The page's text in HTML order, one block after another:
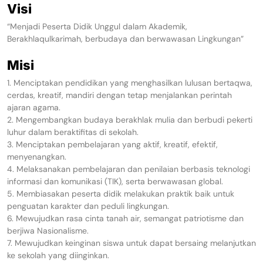
Visi
“Menjadi Peserta Didik Unggul dalam Akademik,
Berakhlaqulkarimah, berbudaya dan berwawasan Lingkungan”
Misi
1. Menciptakan pendidikan yang menghasilkan lulusan bertaqwa,
cerdas, kreatif, mandiri dengan tetap menjalankan perintah
ajaran agama.
2. Mengembangkan budaya berakhlak mulia dan berbudi pekerti
luhur dalam beraktifitas di sekolah.
3. Menciptakan pembelajaran yang aktif, kreatif, efektif,
menyenangkan.
4. Melaksanakan pembelajaran dan penilaian berbasis teknologi
informasi dan komunikasi (TIK), serta berwawasan global.
5. Membiasakan peserta didik melakukan praktik baik untuk
penguatan karakter dan peduli lingkungan.
6. Mewujudkan rasa cinta tanah air, semangat patriotisme dan
berjiwa Nasionalisme.
7. Mewujudkan keinginan siswa untuk dapat bersaing melanjutkan
ke sekolah yang diinginkan.